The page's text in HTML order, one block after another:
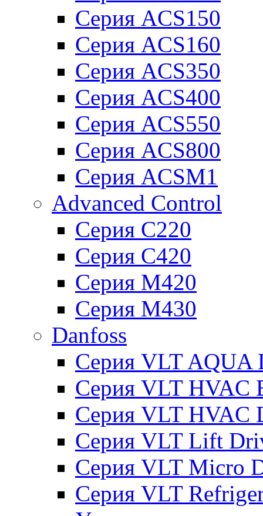
Серия ACS150
Серия ACS160
Серия ACS350
Серия ACS400
Серия ACS550
Серия ACS800
Серия ACSM1
Advanced Control
Серия C220
Серия C420
Серия M420
Серия M430
Danfoss
Серия VLT AQUA
Серия VLT HVAC
Серия VLT HVAC
Серия VLT Lift
Серия VLT Micro
Серия VLT